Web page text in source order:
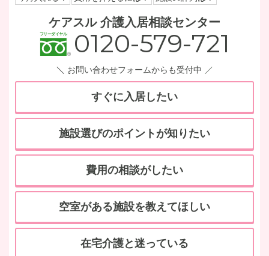
ケアスル 介護入居相談センター
0120-579-721
お問い合わせフォームからも受付中
すぐに入居したい
施設選びのポイントが知りたい
費用の相談がしたい
空室がある施設を教えてほしい
在宅介護と迷っている